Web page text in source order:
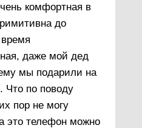
комфортная в
до
даже мой дед
мы подарили на
Что по поводу
пор не могу
это телефон можно